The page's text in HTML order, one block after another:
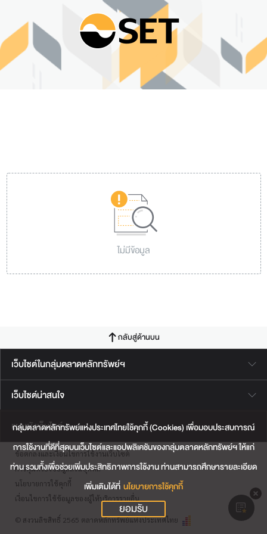
กลุ่มตลาดหลักทรัพย์แห่งประเทศไทยใช้คุกกี้ (Cookies) เพื่อมอบประสบการณ์
การใช้งานที่ดีที่สุดบนเว็บไซต์และแอปพลิเคชันของกลุ่มตลาดหลักทรัพย์ฯ ให้แก่
ท่าน รวมทั้งเพื่อช่วยเพิ่มประสิทธิภาพการใช้งาน ท่านสามารถศึกษารายละเอียด
เพิ่มเติมได้ที่ นโยบายการใช้คุกกี้
ยอมรับ
ไม่มีข้อมูล
กลับสู่ด้านบน
เว็บไซต์ในกลุ่มตลาดหลักทรัพย์ฯ
เว็บไซต์น่าสนใจ
แผนผังเว็บไซต์
ข้อตกลงและเงื่อนไขการใช้งานเว็บไซต์
การคุ้มครองข้อมูลส่วนบุคคล
นโยบายการใช้คุกกี้
เงื่อนไขการใช้ข้อมูลของผู้ให้บริการรายอื่น
© สงวนลิขสิทธิ์ 2565 ตลาดหลักทรัพย์แห่งประเทศไทย